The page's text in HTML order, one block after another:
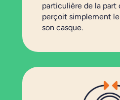
particulière de la part
perçoit simplement le
son casque.